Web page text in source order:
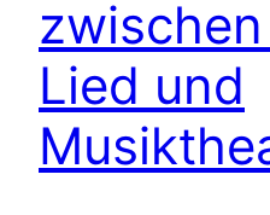
Lied und